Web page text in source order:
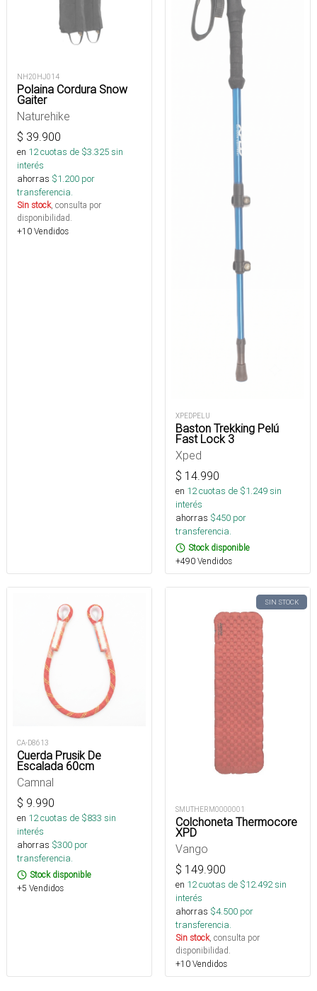
NH20HJ014
Polaina Cordura Snow
Gaiter
Naturehike
$ 39.900
en 12cuotas de $3.325sin
interés
ahorras $1.200 por
transferencia.
Sin stock, consulta por
disponibilidad.
+10 Vendidos
XPEDPELU
Baston Trekking Pelú
Fast Lock 3
Xped
$ 14.990
en 12cuotas de $1.249sin
interés
ahorras $450 por
transferencia.
Stock disponible
+490 Vendidos
CA-D8613
Cuerda Prusik De
Escalada 60cm
Camnal
$ 9.990
en 12cuotas de $833 sin
interés
ahorras $300 por
transferencia.
Stock disponible
+5 Vendidos
SIN STOCK
SMUTHERM0000001
Colchoneta Thermocore
XPD
Vango
$ 149.900
en 12cuotas de $12.492sin
interés
ahorras $4.500 por
transferencia.
Sin stock, consulta por
disponibilidad.
+10 Vendidos